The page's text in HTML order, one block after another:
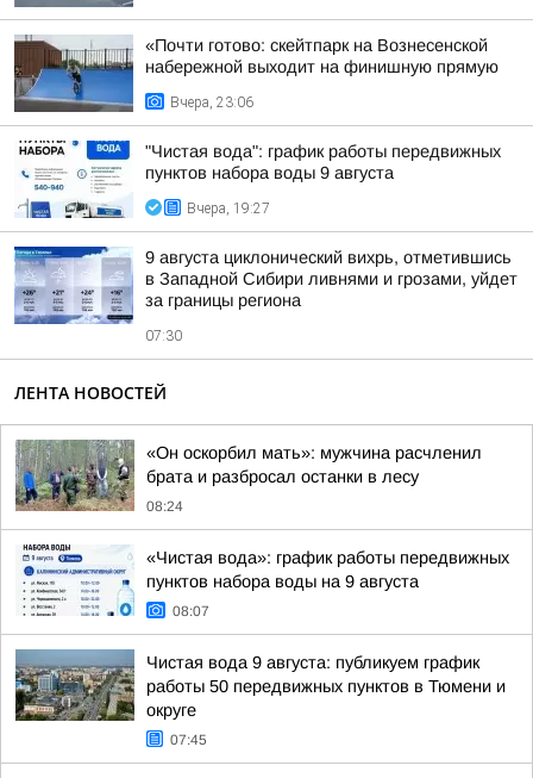
«Почти готово: скейтпарк на Вознесенской
набережной выходит на финишную прямую
Вчера, 23:06
"Чистая вода": график работы передвижных
пунктов набора воды 9 августа
Вчера, 19:27
9 августа циклонический вихрь, отметившись
в Западной Сибири ливнями и грозами, уйдет
за границы региона
07:30
ЛЕНТА НОВОСТЕЙ
«Он оскорбил мать»: мужчина расчленил
брата и разбросал останки в лесу
08:24
«Чистая вода»: график работы передвижных
пунктов набора воды на 9 августа
08:07
Чистая вода 9 августа: публикуем график
работы 50 передвижных пунктов в Тюмени и
округе
07:45